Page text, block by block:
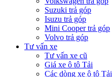
Suzuki trả góp
Isuzu trả góp
Mini Cooper trả góp
Volvo trả góp
Tư vấn xe
Tư vấn xe cũ
Giá xe ô tô Tải
Các dòng xe ô tô Tải